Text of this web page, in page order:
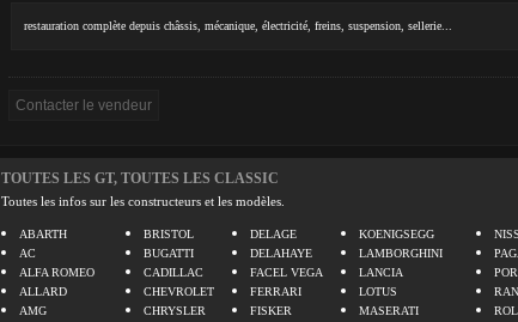
restauration complète depuis châssis, mécanique, électricité, freins, suspension, sellerie...
TOUTES LES GT, TOUTES LES CLASSIC
Toutes les infos sur les constructeurs et les modèles.
ABARTH
AC
ALFA ROMEO
ALLARD
AMG
BRISTOL
BUGATTI
CADILLAC
CHEVROLET
CHRYSLER
DELAGE
DELAHAYE
FACEL VEGA
FERRARI
FISKER
KOENIGSEGG
LAMBORGHINI
LANCIA
LOTUS
MASERATI